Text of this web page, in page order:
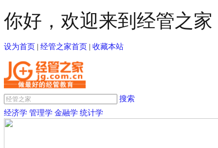
你好，欢迎来到经管之家
设为首页 | 经管之家首页 | 收藏本站
搜索
经济学 管理学 金融学 统计学